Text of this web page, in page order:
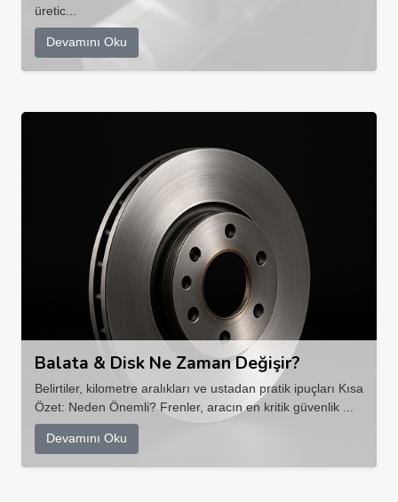
üretic...
Devamını Oku
Balata & Disk Ne Zaman Değişir?
Belirtiler, kilometre aralıkları ve ustadan pratik ipuçları Kısa
Özet: Neden Önemli? Frenler, aracın en kritik güvenlik ...
Devamını Oku